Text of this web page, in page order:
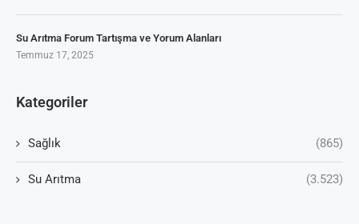
Su Arıtma Forum Tartışma ve Yorum Alanları
Temmuz 17, 2025
Kategoriler
Sağlık (865)
Su Arıtma (3.523)